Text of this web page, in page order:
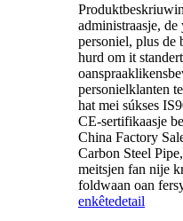
administraasje,
personiel, plus de
hurd om it
personielklanten
hat mei súkses
CE-sertifikaasje
China Factory
Carbon Steel
meitsjen fan nije
foldwaan oan
enkêtedetail